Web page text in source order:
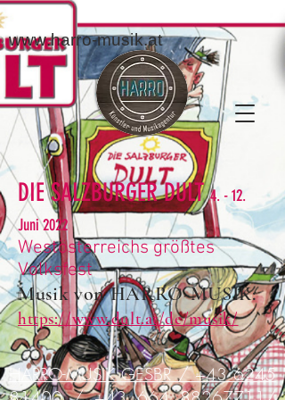
www.harro-musik.at
DIE SALZBURGER DULT4. - 12.
Juni 2022
Westösterreichs größtes
Volksfest
Musik von HARRO-MUSIK:
https://www.dult.at/de/musik/
HARRO-MUSIK GESBR / +43 6245